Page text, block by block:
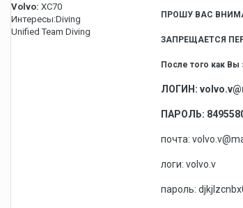
Volvo: XC70
Интересы:Diving
Unified Team Diving
ПРОШУ ВАС
ЗАПРЕЩАЕТСЯ
После того как Вы
ЛОГИН:
ПАРОЛЬ:
почта:
логи: volvo.v
пароль: